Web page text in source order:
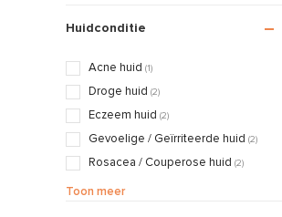
Huidconditie
Acne huid (1)
Droge huid (2)
Eczeem huid (2)
Gevoelige / Geïrriteerde huid (2)
Rosacea / Couperose huid (2)
Vette / Gecombineerde huid
Toon meer